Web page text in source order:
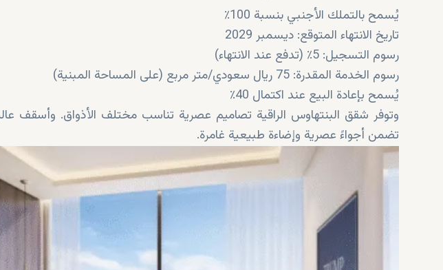
يُسمح بالتملك الأجنبي بنسبة 100٪
تاريخ الانتهاء المتوقع: ديسمبر 2029
رسوم التسجيل: 5٪ (تدفع عند الانتهاء)
رسوم الخدمة المقدرة: 75 ريال سعودي/متر مربع (على المساحة المبنية)
يُسمح بإعادة البيع عند اكتمال 40٪
وتوفر شقق البنتهاوس الراقية تصاميم عصرية تناسب مختلف الأذواق. وأسقف
تضمن أجواءً عصرية وإضاءة طبيعية غامرة.